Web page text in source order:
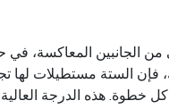
المعاكسة، في
فإن الستة مستطيلات لها
(0) ، وسوف تبدو متطابقة مع كيفية بدايتها في كل